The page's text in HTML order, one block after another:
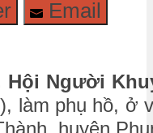
Email
Hội Người
làm phụ hồ, ở
huyện